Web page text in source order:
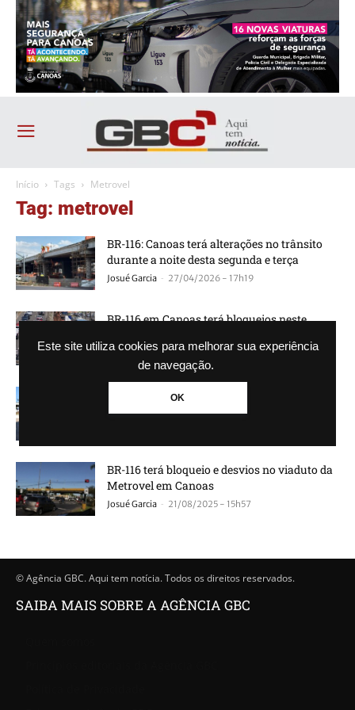
Este site utiliza cookies para melhorar sua experiência
de navegação.
OK
Início Tags Metrovel
Tag: metrovel
BR-116: Canoas terá alterações no trânsito
durante a noite desta segunda e terça
Josué Garcia - 27/04/2026 - 17h19
BR-116 em Canoas terá bloqueios neste
Matheus Ferreira - 24/10/2025 - 15h08
Canoas tem nova alça de acesso a BR-116
Josué Garcia - 23/10/2025 - 16h29
BR-116 terá bloqueio e desvios no viaduto da
Metrovel em Canoas
Josué Garcia - 21/08/2025 - 15h57
© Agência GBC. Aqui tem notícia. Todos os direitos reservados.
SAIBA MAIS SOBRE A AGÊNCIA GBC